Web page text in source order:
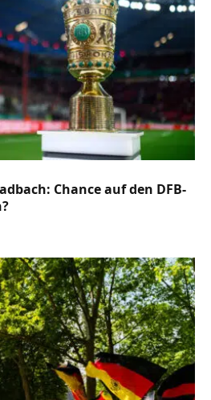
Chance auf den DFB-